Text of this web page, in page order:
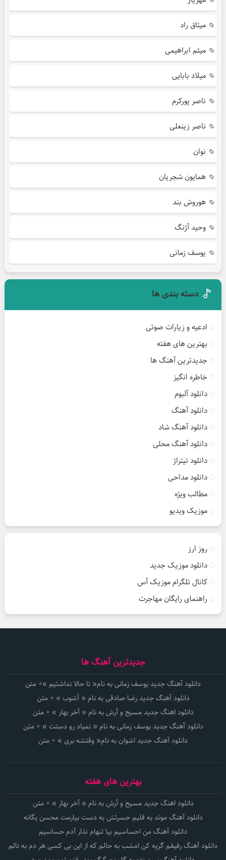
میثاق راد
میثم ابراهیمی
میلاد بابایی
ناصر پورکرم
ناصر زینعلی
نوان
همایون شجریان
هوروش بند
وحید آژنگ
یوسف زمانی
دسته بندی ها
ادعیه و زیارات صوتی
بهترین های هفته
جدیدترین آهنگ ها
خاطره انگیز
دانلود آلبوم
دانلود آهنگ
دانلود آهنگ شاد
دانلود آهنگ محلی
دانلود تیتراژ
دانلود مداحی
مطالب ویژه
موزیک ویدیو
روز ارز
دانلود موزیک جدید
کانال تلگرام موزیک آس
راهنمای رایگان مهاجرت
جدیدترین آهنگ ها
دانلود آهنگ جدید یوسف زمانی به نام« تا حالا نداشتیم »+ متن
دانلود آهنگ جدید رضا صادقی به نام « آشوب » + متن
دانلود اهنگ جدید مسیح و آرش به نام « آخر بهار » + متن
دانلود آهنگ جدید یوسف زمانی به نام « نمیاد رو دستت » + متن
دانلود آهنگ جدید اشوان به نام« وقتشه بری » + متن
بهترین های هفته
دانلود اهنگ جدید مسیح و آرش به نام « آخر بهار » + متن
دانلود آهنگ موند به قلبم حسرتش به دست بیارمت محسن یگانه
دانلود آهنگ من احساسیم بیا تنهام نذار آدم حساسیم
دانلود آهنگ رفیقم گریه کن امشب به حالم که از این بی کسی هر دم به نالم